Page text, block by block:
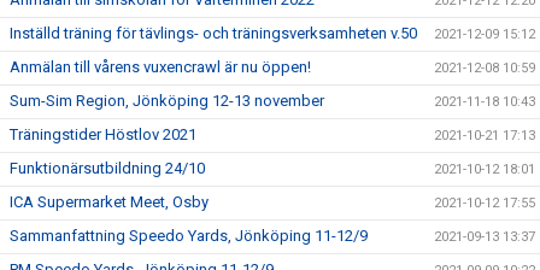
Inställd träning för tävlings- och träningsverksamheten v.50 2021-12-09 15:12
Anmälan till vårens vuxencrawl är nu öppen! 2021-12-08 10:59
Sum-Sim Region, Jönköping 12-13 november 2021-11-18 10:43
Träningstider Höstlov 2021 2021-10-21 17:13
Funktionärsutbildning 24/10 2021-10-12 18:01
ICA Supermarket Meet, Osby 2021-10-12 17:55
Sammanfattning Speedo Yards, Jönköping 11-12/9 2021-09-13 13:37